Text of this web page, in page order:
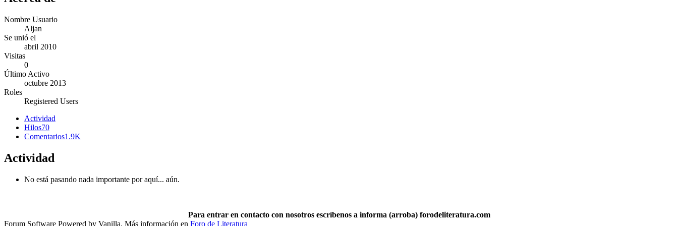
Nombre Usuario
Aljan
Se unió el
abril 2010
Visitas
0
Último Activo
octubre 2013
Roles
Registered Users
Actividad
Hilos70
Comentarios1.9K
Actividad
No está pasando nada importante por aquí... aún.
Para entrar en contacto con nosotros escríbenos a informa (arroba) forodeliteratura.com
Forum Software Powered by Vanilla. Más información en Foro de Literatura